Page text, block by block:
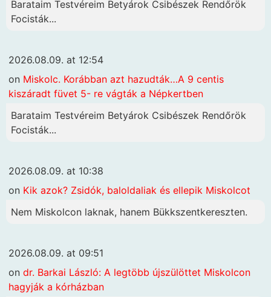
Barataim Testvéreim Betyárok Csibészek Rendőrök
Focisták...
2026.08.09. at 12:54
on Miskolc. Korábban azt hazudták…A 9 centis
kiszáradt füvet 5- re vágták a Népkertben
Barataim Testvéreim Betyárok Csibészek Rendőrök
Focisták...
2026.08.09. at 10:38
on Kik azok? Zsidók, baloldaliak és ellepik Miskolcot
Nem Miskolcon laknak, hanem Bükkszentkereszten.
2026.08.09. at 09:51
on dr. Barkai László: A legtöbb újszülöttet Miskolcon
hagyják a kórházban